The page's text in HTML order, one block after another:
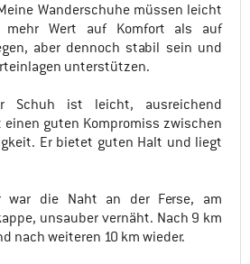
Wanderschuhe müssen leicht
mehr Wert auf Komfort als auf
aber dennoch stabil sein und
unterstützen.
Schuh ist leicht, ausreichend
guten Kompromiss zwischen
Er bietet guten Halt und liegt
war die Naht an der Ferse, am
unsauber vernäht. Nach 9 km
nach weiteren 10 km wieder.